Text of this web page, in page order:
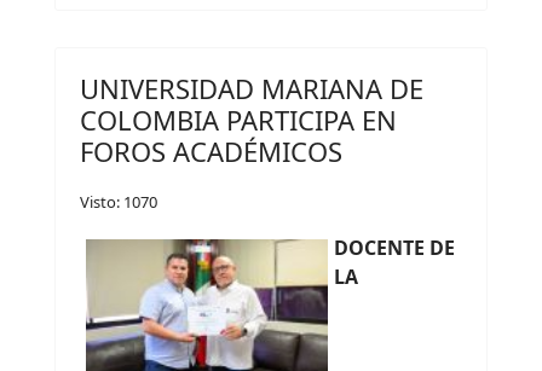
UNIVERSIDAD MARIANA DE
COLOMBIA PARTICIPA EN
FOROS ACADÉMICOS
Visto: 1070
DOCENTE DE
LA